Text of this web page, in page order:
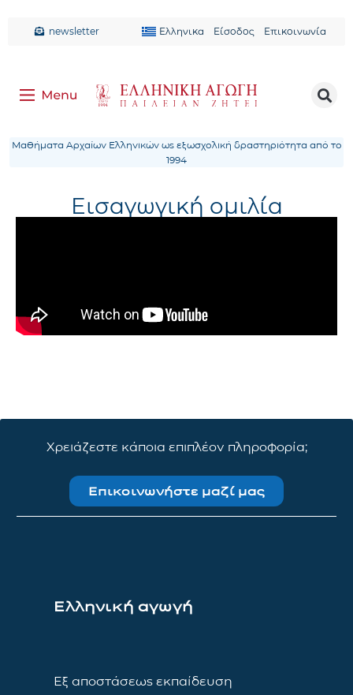
newsletter Ελληνικα Είσοδος Επικοινωνία
Μαθήματα Αρχαίων Ελληνικών ως εξωσχολική δραστηριότητα από το
1994
Eισαγωγική ομιλία
Χρειάζεστε κάποια επιπλέον πληροφορία;
Επικοινωνήστε μαζί μας
Ελληνική αγωγή
Εξ αποστάσεως εκπαίδευση